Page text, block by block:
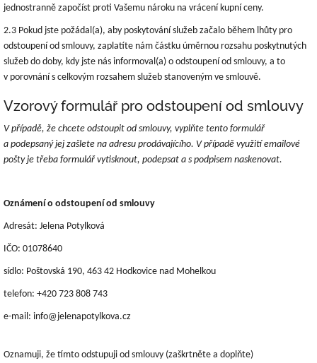
jednostranně započíst proti Vašemu nároku na vrácení kupní ceny.
2.3 Pokud jste požádal(a), aby poskytování služeb začalo během lhůty pro
odstoupení od smlouvy, zaplatíte nám částku úměrnou rozsahu poskytnutých
služeb do doby, kdy jste nás informoval(a) o odstoupení od smlouvy, a to
v porovnání s celkovým rozsahem služeb stanoveným ve smlouvě.
Vzorový formulář pro odstoupení od smlouvy
V případě, že chcete odstoupit od smlouvy, vyplňte tento formulář
a podepsaný jej zašlete na adresu prodávajícího. V případě využití emailové
pošty je třeba formulář vytisknout, podepsat a s podpisem naskenovat.
Oznámení o odstoupení od smlouvy
Adresát: Jelena Potylková
IČO: 01078640
sídlo: Poštovská 190, 463 42 Hodkovice nad Mohelkou
telefon: +420 723 808 743
e-mail: info@jelenapotylkova.cz
Oznamuji, že tímto odstupuji od smlouvy (zaškrtněte a doplňte)